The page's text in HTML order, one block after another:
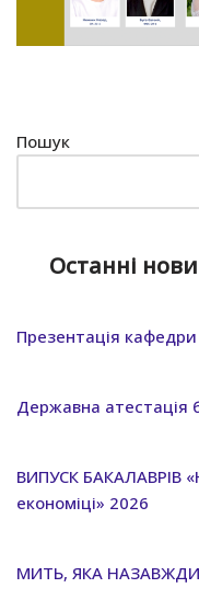
Пошук
Останні
Презентація
Державна атестація
ВИПУСК БАКАЛАВРІВ
економіці» 2026
МИТЬ, ЯКА